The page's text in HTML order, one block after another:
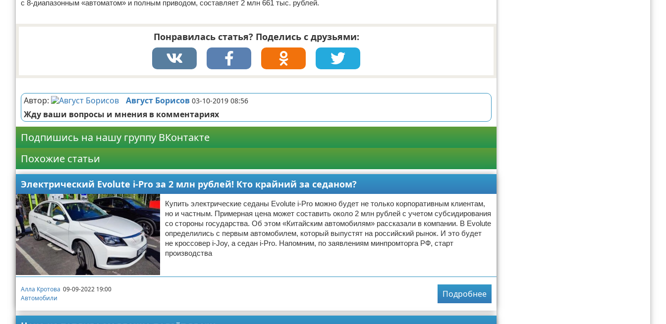
с 8-диапазонным «автоматом» и полным приводом, составляет 2 млн 661 тыс. рублей.
Понравилась статья? Поделись с друзьями:
Автор: Август Борисов 03-10-2019 08:56
Жду ваши вопросы и мнения в комментариях
Подпишись на нашу группу ВКонтакте
Похожие статьи
Электрический Evolute i-Pro за 2 млн рублей! Кто крайний за седаном?
Купить электрические седаны Evolute i-Pro можно будет не только корпоративным клиентам,
но и частным. Примерная цена может составить около 2 млн рублей с учетом субсидирования
со стороны государства. Об этом «Китайским автомобилям» рассказали в компании. В Evolute
определились с первым автомобилем, который выпустят на российский рынок. И это будет
не кроссовер i-Joy, а седан i-Pro. Напомним, по заявлениям минпромторга РФ, старт
производства
Алла Кротова 09-09-2022 19:00
Автомобили
Подробнее